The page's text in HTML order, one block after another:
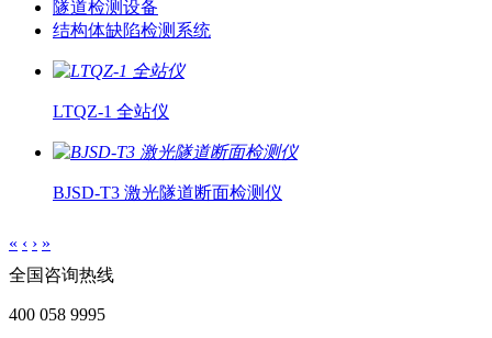
隧道检测设备
结构体缺陷检测系统
LTQZ-1 全站仪
BJSD-T3 激光隧道断面检测仪
« ‹ › »
全国咨询热线
400 058 9995